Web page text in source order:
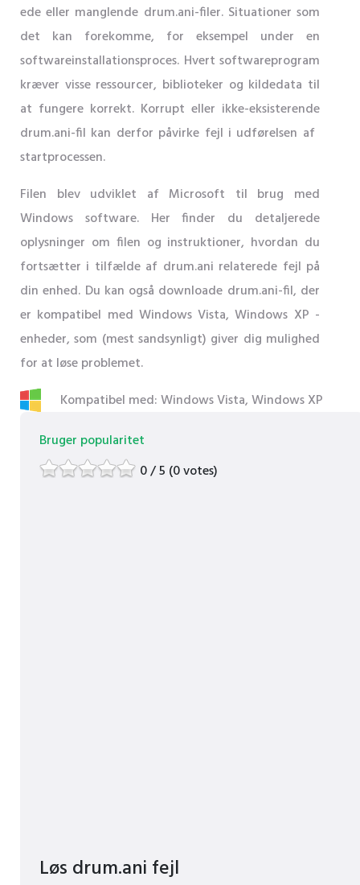
ede eller manglende drum.ani-filer. Situationer som
det kan forekomme, for eksempel under en
softwareinstallationsproces. Hvert softwareprogram
kræver visse ressourcer, biblioteker og kildedata til
at fungere korrekt. Korrupt eller ikke-eksisterende
drum.ani-fil kan derfor påvirke fejl i udførelsen af ​​
startprocessen.
Filen blev udviklet af Microsoft til brug med
Windows software. Her finder du detaljerede
oplysninger om filen og instruktioner, hvordan du
fortsætter i tilfælde af drum.ani relaterede fejl på
din enhed. Du kan også downloade drum.ani-fil, der
er kompatibel med Windows Vista, Windows XP -
enheder, som (mest sandsynligt) giver dig mulighed
for at løse problemet.
Kompatibel med: Windows Vista, Windows XP
Bruger popularitet
0 / 5 (0 votes)
Løs drum.ani fejl